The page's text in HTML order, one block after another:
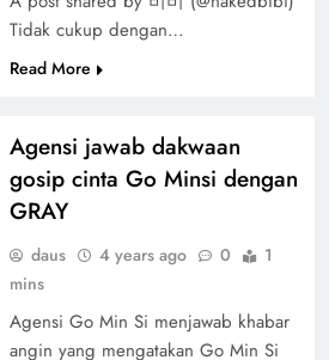
Tidak cukup dengan…
Read More
Agensi jawab dakwaan
gosip cinta Go Minsi dengan
GRAY
daus 4 years ago 0
1
mins
Agensi Go Min Si menjawab khabar
angin yang mengatakan Go Min Si